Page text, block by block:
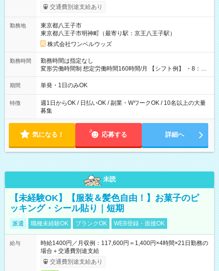
いOK！（規定あり） ┗働いたその日に現金GET♪ お仕事後はコ
ンビニATMから 日払い分を引き落とせます！ 【試用期間】試
交通費別途支給あり
勤務地
東京都八王子市
東京都八王子市明神町（最寄り駅：京王八王子駅）
株式会社ワンベルウッズ
勤務時間
勤務時間は指定なし
変形労働時間制 想定労働時間160時間/月 【シフト例】 ・8：00
～21：00
期間 単発・1日のみOK
特徴
週1日からOK / 日払いOK / 副業・WワークOK / 10名以上の大量
募集
気になる！ 応募する 詳細へ
未読
【未経験OK】【服装＆髪色自由！】お菓子のピ
ッキング・シール貼り｜短期
派遣 職種未経験OK ブランクOK WEB登録・面接OK
給与
時給1400円／月収例：117,600円＝1,400円×4時間×21日勤務の
場合＋交通費別途支給
交通費別途支給あり